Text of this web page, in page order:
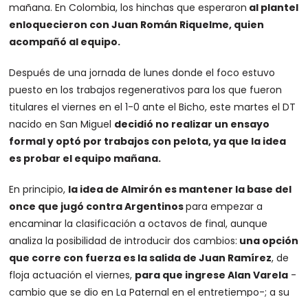
mañana. En Colombia, los hinchas que esperaron al plantel
enloquecieron con Juan Román Riquelme, quien
acompañó al equipo.
Después de una jornada de lunes donde el foco estuvo
puesto en los trabajos regenerativos para los que fueron
titulares el viernes en el 1-0 ante el Bicho, este martes el DT
nacido en San Miguel decidió no realizar un ensayo
formal y optó por trabajos con pelota, ya que la idea
es probar el equipo mañana.
En principio, la idea de Almirón es mantener la base del
once que jugó contra Argentinospara empezar a
encaminar la clasificación a octavos de final, aunque
analiza la posibilidad de introducir dos cambios: una opción
que corre con fuerza es la salida de Juan Ramírez, de
floja actuación el viernes, para que ingrese Alan Varela -
cambio que se dio en La Paternal en el entretiempo-; a su